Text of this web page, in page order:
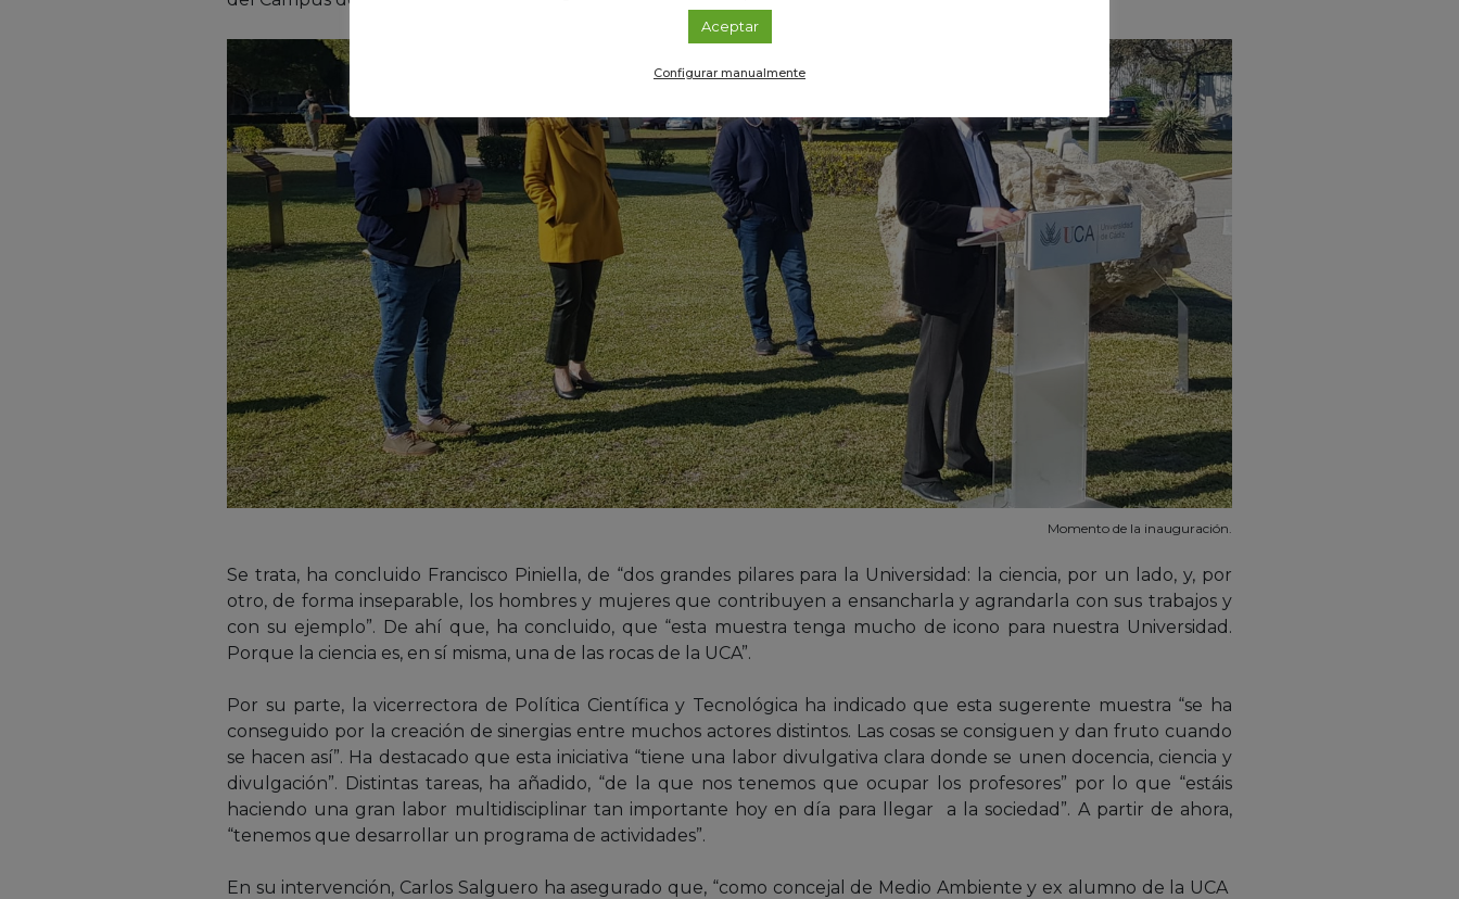
Momento de la inauguración.
Se trata, ha concluido Francisco Piniella, de “dos grandes pilares para la Universidad: la ciencia, por un lado, y, por
otro, de forma inseparable, los hombres y mujeres que contribuyen a ensancharla y agrandarla con sus trabajos y
con su ejemplo”. De ahí que, ha concluido, que “esta muestra tenga mucho de icono para nuestra Universidad.
Porque la ciencia es, en sí misma, una de las rocas de la UCA”.
Por su parte, la vicerrectora de Política Científica y Tecnológica ha indicado que esta sugerente muestra “se ha
conseguido por la creación de sinergias entre muchos actores distintos. Las cosas se consiguen y dan fruto cuando
se hacen así”. Ha destacado que esta iniciativa “tiene una labor divulgativa clara donde se unen docencia, ciencia y
divulgación”. Distintas tareas, ha añadido, “de la que nos tenemos que ocupar los profesores” por lo que “estáis
haciendo una gran labor multidisciplinar tan importante hoy en día para llegar a la sociedad”. A partir de ahora,
“tenemos que desarrollar un programa de actividades”.
En su intervención, Carlos Salguero ha asegurado que, “como concejal de Medio Ambiente y ex alumno de la UCA
Aceptar
Configurar manualmente